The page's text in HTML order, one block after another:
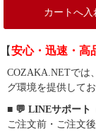
カートへ入
【安心・迅速・高
COZAKA.NETでは
グ環境を提供してお
■ 💬 LINEサポート
ご注文前・ご注文